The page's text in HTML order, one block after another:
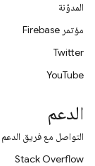
المدوّنة
مؤتمر Firebase
Twitter
YouTube
الدعم
التواصل مع فريق الدعم
Stack Overflow